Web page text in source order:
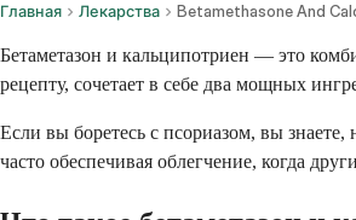
Главная Лекарства
Бетаметазон и кальципотриен — это
рецепту, сочетает в себе два мощных
Если вы боретесь с псориазом, вы
часто обеспечивая облегчение, когда